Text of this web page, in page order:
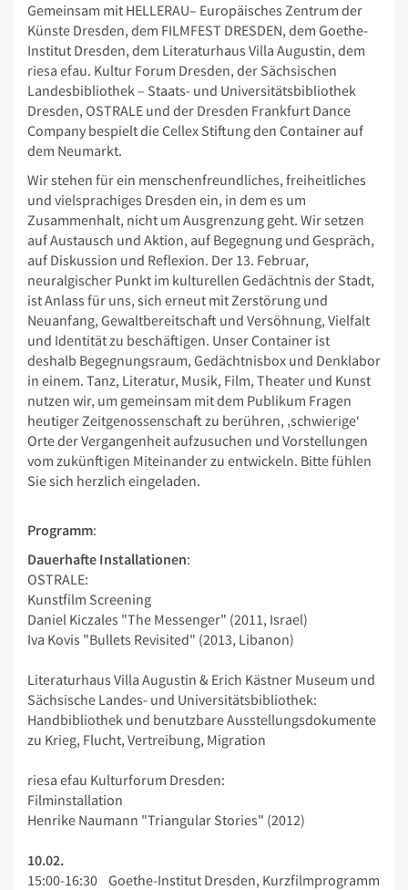
Gemeinsam mit HELLERAU– Europäisches Zentrum der
Künste Dresden, dem FILMFEST DRESDEN, dem Goethe-
Institut Dresden, dem Literaturhaus Villa Augustin, dem
riesa efau. Kultur Forum Dresden, der Sächsischen
Landesbibliothek – Staats- und Universitätsbibliothek
Dresden, OSTRALE und der Dresden Frankfurt Dance
Company bespielt die Cellex Stiftung den Container auf
dem Neumarkt.
Wir stehen für ein menschenfreundliches, freiheitliches
und vielsprachiges Dresden ein, in dem es um
Zusammenhalt, nicht um Ausgrenzung geht. Wir setzen
auf Austausch und Aktion, auf Begegnung und Gespräch,
auf Diskussion und Reflexion. Der 13. Februar,
neuralgischer Punkt im kulturellen Gedächtnis der Stadt,
ist Anlass für uns, sich erneut mit Zerstörung und
Neuanfang, Gewaltbereitschaft und Versöhnung, Vielfalt
und Identität zu beschäftigen. Unser Container ist
deshalb Begegnungsraum, Gedächtnisbox und Denklabor
in einem. Tanz, Literatur, Musik, Film, Theater und Kunst
nutzen wir, um gemeinsam mit dem Publikum Fragen
heutiger Zeitgenossenschaft zu berühren, ‚schwierige‘
Orte der Vergangenheit aufzusuchen und Vorstellungen
vom zukünftigen Miteinander zu entwickeln. Bitte fühlen
Sie sich herzlich eingeladen.
Programm:
Dauerhafte Installationen:
OSTRALE:
Kunstfilm Screening
Daniel Kiczales "The Messenger" (2011, Israel)
Iva Kovis "Bullets Revisited" (2013, Libanon)
Literaturhaus Villa Augustin & Erich Kästner Museum und
Sächsische Landes- und Universitätsbibliothek:
Handbibliothek und benutzbare Ausstellungsdokumente
zu Krieg, Flucht, Vertreibung, Migration
riesa efau Kulturforum Dresden:
Filminstallation
Henrike Naumann "Triangular Stories" (2012)
10.02.
15:00-16:30 Goethe-Institut Dresden, Kurzfilmprogramm